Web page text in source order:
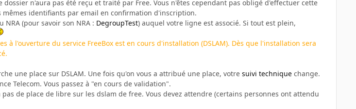
n'aura pas été reçu et traité par Free. Vous n'êtes cependant pas obligé d'effectuer cette
identifiants par email en confirmation d'inscription.
NRA (pour savoir son NRA : DegroupTest) auquel votre ligne est associé. Si tout est plein,
à l'ouverture du service FreeBox est en cours d'installation (DSLAM). Dès que l'installation sera
une place sur DSLAM. Une fois qu'on vous a attribué une place, votre suivi technique change.
Telecom. Vous passez à "en cours de validation".
de place de libre sur les dslam de free. Vous devez attendre (certains personnes ont attendu